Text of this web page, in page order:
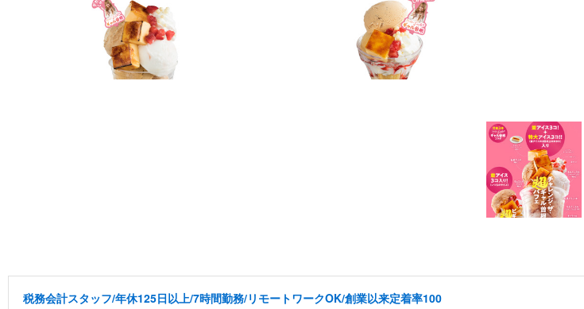
税務会計スタッフ/年休125日以上/7時間勤務/リモートワークOK/創業以来定着率100